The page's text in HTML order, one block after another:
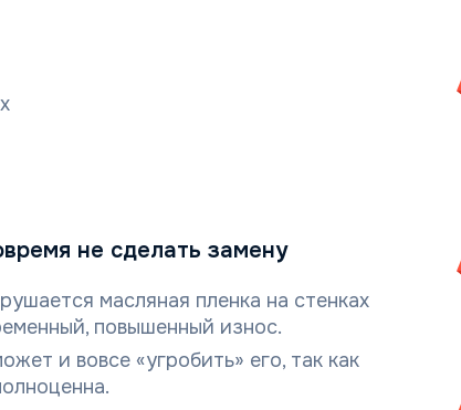
не сделать замену
масляная пленка на стенках
повышенный износ.
и вовсе «угробить» его, так как